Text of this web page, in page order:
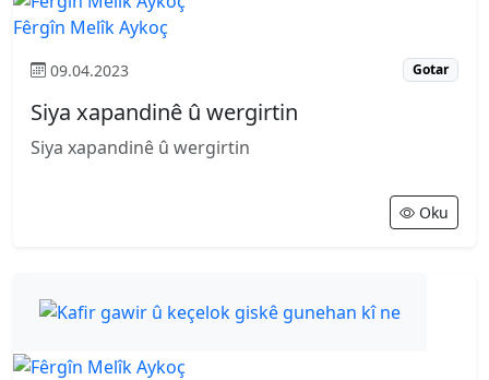
Fêrgîn Melîk Aykoç
09.04.2023 Gotar
Siya xapandinê û wergirtin
Siya xapandinê û wergirtin
Oku